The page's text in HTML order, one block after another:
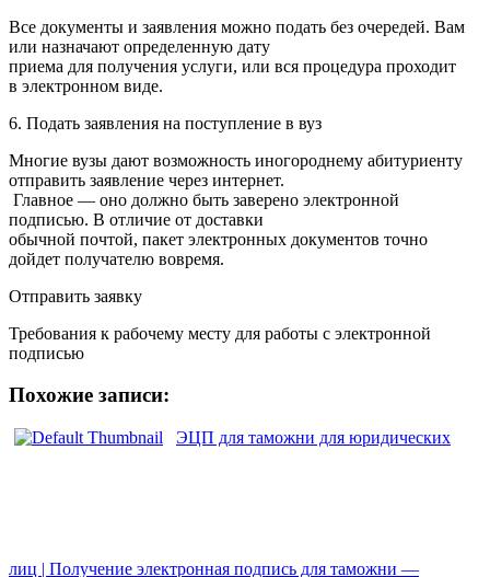
Все документы и заявления можно подать без очередей. Вам
или назначают определенную дату
приема для получения услуги, или вся процедура проходит
в электронном виде.
6. Подать заявления на поступление в вуз
Многие вузы дают возможность иногороднему абитуриенту
отправить заявление через интернет.
Главное — оно должно быть заверено электронной
подписью. В отличие от доставки
обычной почтой, пакет электронных документов точно
дойдет получателю вовремя.
Отправить заявку
Требования к рабочему месту для работы с электронной
подписью
Похожие записи:
ЭЦП для таможни для юридических
лиц | Получение электронная подпись для таможни —